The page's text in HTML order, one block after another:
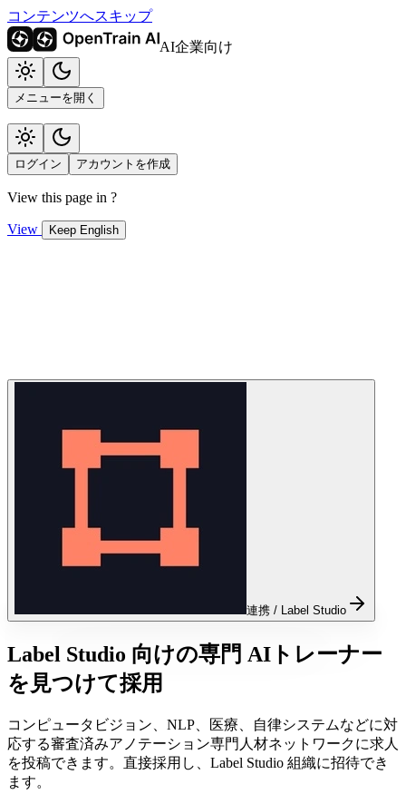
コンテンツへスキップ
AI企業向け
メニューを開く
ログイン アカウントを作成
View this page in ?
View Keep English
連携 / Label Studio
Label Studio 向けの専門 AIトレーナー
を見つけて採用
コンピュータビジョン、NLP、医療、自律システムなどに対
応する審査済みアノテーション専門人材ネットワークに求人
を投稿できます。直接採用し、Label Studio 組織に招待でき
ます。